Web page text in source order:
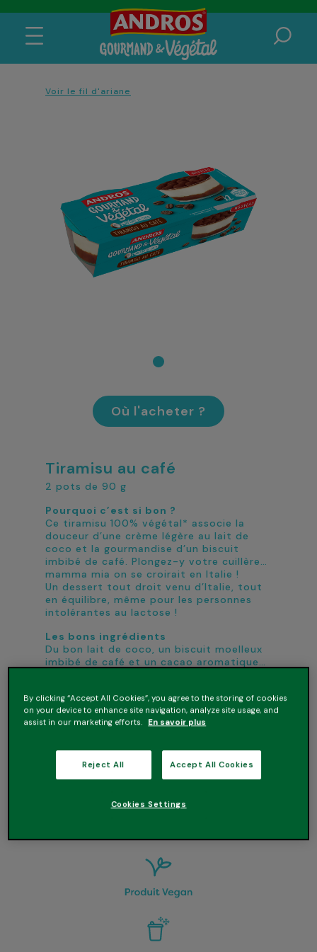
Voir le fil d'ariane
Où l'acheter ?
Tiramisu au café
2 pots de 90 g
Pourquoi c’est si bon ?
Ce tiramisu 100% végétal* associe la
douceur d’une crème légère au lait de
coco et la gourmandise d’un biscuit
imbibé de café. Plongez-y votre cuillère…
mamma mia on se croirait en Italie !
Un dessert tout droit venu d’Italie, tout
en équilibre, même pour les personnes
intolérantes au lactose !
Les bons ingrédients
Du bon lait de coco, un biscuit moelleux
imbibé de café et un cacao aromatique…
Les bonnes raisons de l’essayer
• Ultra gourmand
• 100% végétal
• Convient aux personnes intolérantes au
lactose
*100% des ingrédients agricoles sont
By clicking “Accept All Cookies”, you agree to the storing of cookies
on your device to enhance site navigation, analyze site usage, and
assist in our marketing efforts. En savoir plus
Reject All Accept All Cookies
Cookies Settings